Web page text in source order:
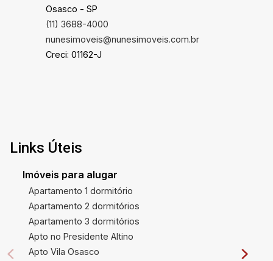
Osasco - SP
(11) 3688-4000
nunesimoveis@nunesimoveis.com.br
Creci: 01162-J
Links Úteis
Imóveis para alugar
Apartamento 1 dormitório
Apartamento 2 dormitórios
Apartamento 3 dormitórios
Apto no Presidente Altino
Apto Vila Osasco